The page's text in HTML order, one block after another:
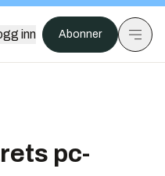
inn Abonner
pc-